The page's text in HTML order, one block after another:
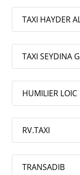
TAXI HAYDER
TAXI SEYDINA
HUMILIER LOIC
RV.TAXI
TRANSADIB